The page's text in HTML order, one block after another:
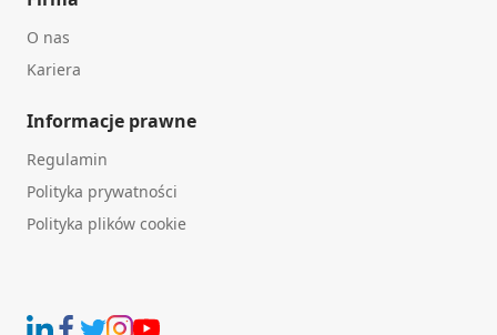
O nas
Kariera
Informacje prawne
Regulamin
Polityka prywatności
Polityka plików cookie